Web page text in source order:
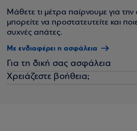
Μάθετε τι μέτρα παίρνουμε για
μπορείτε να προστατευτείτε και
συχνές απάτες.
Με ενδιαφέρει η ασφάλεια
Για τη δική σας ασφάλεια
Χρειάζεστε βοήθεια;